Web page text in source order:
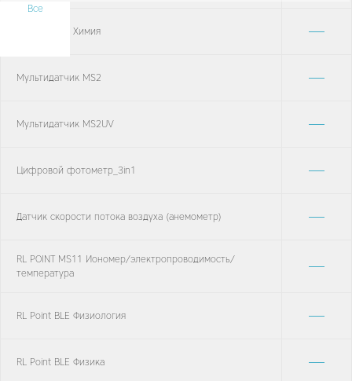
Все
RL Point BLE Химия —
Мультидатчик MS2 —
Мультидатчик MS2UV —
Цифровой фотометр_3in1 —
Датчик скорости потока воздуха (анемометр) —
RL POINT MS11 Иономер/электропроводимость/
температура
—
RL Point BLE Физиология —
RL Point BLE Физика —